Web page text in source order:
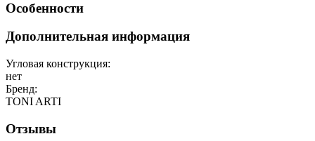
Особенности
Дополнительная информация
Угловая конструкция:
нет
Бренд:
TONI ARTI
Отзывы